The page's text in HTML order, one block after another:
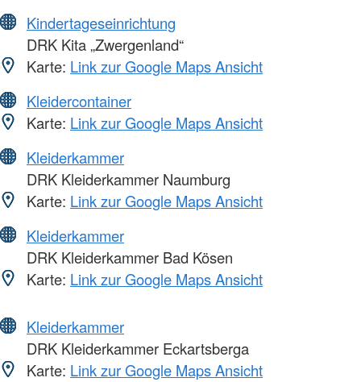
Kindertageseinrichtung
DRK Kita „Zwergenland“
Karte: Link zur Google Maps Ansicht
Kleidercontainer
Karte: Link zur Google Maps Ansicht
Kleiderkammer
DRK Kleiderkammer Naumburg
Karte: Link zur Google Maps Ansicht
Kleiderkammer
DRK Kleiderkammer Bad Kösen
Karte: Link zur Google Maps Ansicht
Kleiderkammer
DRK Kleiderkammer Eckartsberga
Karte: Link zur Google Maps Ansicht